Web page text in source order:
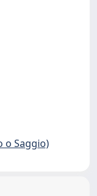
o Saggio)